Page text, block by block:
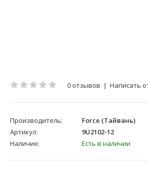
0 отзывов | Написать
Производитель:
Force (Тайвань)
Артикул:
9U2102-12
Наличие:
Есть в наличии